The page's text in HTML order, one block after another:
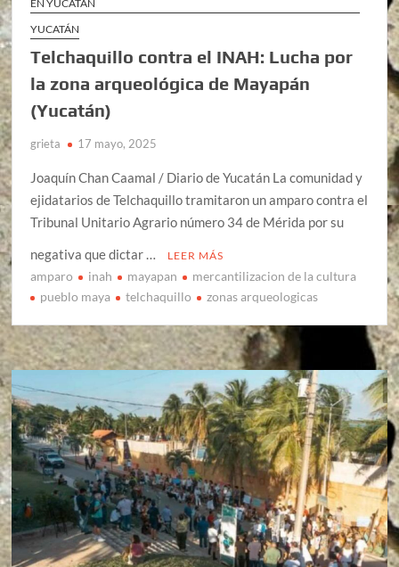
EN YUCATÁN
YUCATÁN
Telchaquillo contra el INAH: Lucha por
la zona arqueológica de Mayapán
(Yucatán)
grieta 17 mayo, 2025
Joaquín Chan Caamal / Diario de Yucatán La comunidad y
ejidatarios de Telchaquillo tramitaron un amparo contra el
Tribunal Unitario Agrario número 34 de Mérida por su
negativa que dictar …
LEER MÁS
amparo inah mayapan
mercantilizacion de la cultura
pueblo maya
telchaquillo zonas arqueologicas